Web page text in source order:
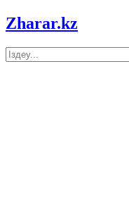
Zharar.kz